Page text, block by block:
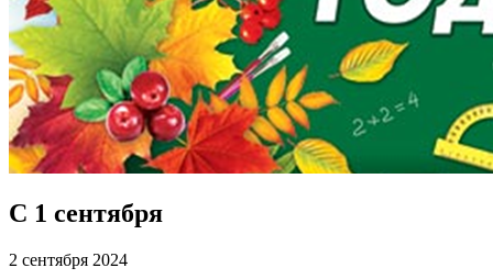
С 1 сентября
2 сентября 2024